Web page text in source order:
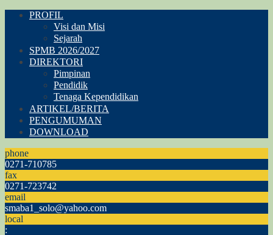
PROFIL
Visi dan Misi
Sejarah
SPMB 2026/2027
DIREKTORI
Pimpinan
Pendidik
Tenaga Kependidikan
ARTIKEL/BERITA
PENGUMUMAN
DOWNLOAD
phone
0271-710785
fax
0271-723742
email
smaba1_solo@yahoo.com
local
: